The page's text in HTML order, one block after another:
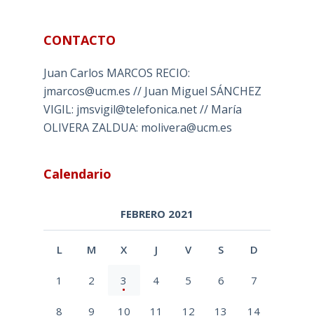
CONTACTO
Juan Carlos MARCOS RECIO:
jmarcos@ucm.es // Juan Miguel SÁNCHEZ
VIGIL: jmsvigil@telefonica.net // María
OLIVERA ZALDUA: molivera@ucm.es
Calendario
FEBRERO 2021
L M X J V S D
1 2 3 4 5 6 7
8 9 10 11 12 13 14